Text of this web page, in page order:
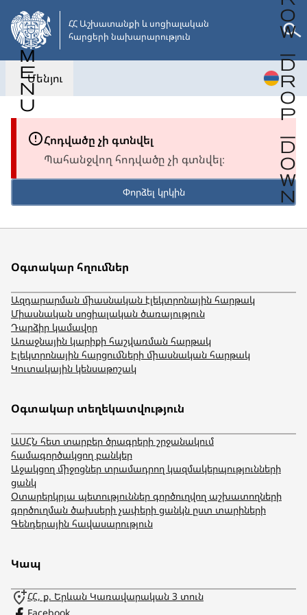
Անցնել
հիմնական
բովանդակությանը
ՀՀ Աշխատանքի և սոցիալական
հարցերի նախարարություն
Մենյու
Հոդվածը չի գտնվել
Պահանջվող հոդվածը չի գտնվել։
Փորձել կրկին
Օգտակար հղումներ
Ազդարարման միասնական էլեկտրոնային հարթակ
Միասնական սոցիալական ծառայություն
Դարձիր կամավոր
Առաջնային կարիքի հաշվառման հարթակ
Էլեկտրոնային հարցումների միասնական հարթակ
Կուտակային կենսաթոշակ
Օգտակար տեղեկատվություն
ԱՍՀՆ հետ տարբեր ծրագրերի շրջանակում
համագործակցող բանկեր
Աջակցող միջոցներ տրամադրող կազմակերպությունների
ցանկ
Օտարերկրյա պետություններ գործուղվող աշխատողների
գործուղման ծախսերի չափերի ցանկն ըստ տարիների
Գենդերային հավասարություն
Կապ
ՀՀ, ք. Երևան Կառավարական 3 տուն